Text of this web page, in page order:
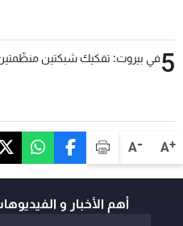
A+
A-
5في بيروت: تفكيك شبكتين منظّمتين
أهم الأخبار و